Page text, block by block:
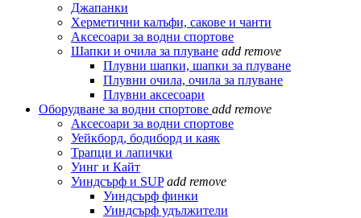
Джапанки
Херметични калъфи, сакове и чанти
Аксесоари за водни спортове
Шапки и очила за плуване add remove
Плувни шапки, шапки за плуване
Плувни очила, очила за плуване
Плувни аксесоари
Оборудване за водни спортове add remove
Аксесоари за водни спортове
Уейкборд, бодиборд и каяк
Трапци и лапички
Уинг и Кайт
Уиндсърф и SUP add remove
Уиндсърф финки
Уиндсърф удължители